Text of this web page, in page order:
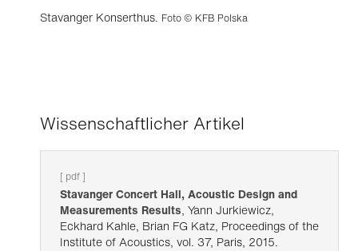
Stavanger Konserthus. Foto © KFB Polska
Wissenschaftlicher Artikel
[ pdf ]
Stavanger Concert Hall, Acoustic Design and
Measurements Results, Yann Jurkiewicz,
Eckhard Kahle, Brian FG Katz, Proceedings of the
Institute of Acoustics, vol. 37, Paris, 2015.